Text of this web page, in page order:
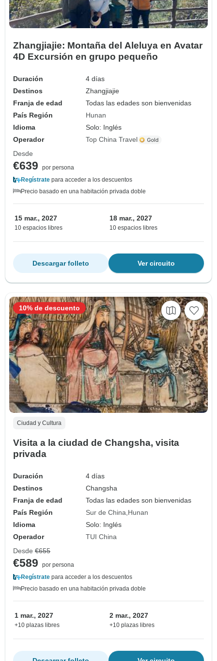
Zhangjiajie: Montaña del Aleluya en Avatar
4D Excursión en grupo pequeño
Duración
4 días
Destinos
Zhangjiajie
Franja de edad
Todas las edades son bienvenidas
País Región
Hunan
Idioma
Solo: Inglés
Operador
Top China Travel
Desde
€639
por persona
Regístrate para acceder a los descuentos
Precio basado en una habitación privada doble
15 mar., 2027
10 espacios libres
18 mar., 2027
10 espacios libres
Ver circuito
Descargar folleto
Ciudad y Cultura
Visita a la ciudad de Changsha, visita
privada
Duración
4 días
Destinos
Changsha
Franja de edad
Todas las edades son bienvenidas
País Región
Sur de China Hunan
Idioma
Solo: Inglés
Operador
TUI China
10% de descuento
Desde €655
€589
por persona
Regístrate para acceder a los descuentos
Precio basado en una habitación privada doble
1 mar., 2027
+10 plazas libres
2 mar., 2027
+10 plazas libres